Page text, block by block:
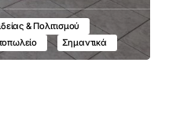
& Πολιτισμού
Σημαντικά